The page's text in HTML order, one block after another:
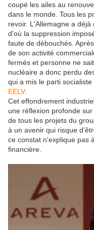
coupé les ailes au
dans le monde. Tous les
revoir. L'Allemagne a
d'où la suppression
faute de débouchés.
de son activité
fermés et personne ne
nucléaire a donc perdu
qui a mis le parti socialiste
EELV.
Cet effondrement
une réflexion profonde
de tous les projets du
à un avenir qui risque
ce constat n'explique pas
financière.